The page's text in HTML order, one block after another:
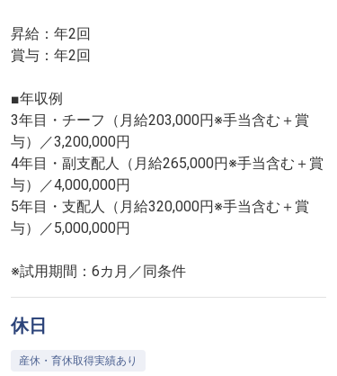
昇給：年2回
賞与：年2回
■年収例
3年目・チーフ（月給203,000円※手当含む＋賞
与）／3,200,000円
4年目・副支配人（月給265,000円※手当含む＋賞
与）／4,000,000円
5年目・支配人（月給320,000円※手当含む＋賞
与）／5,000,000円
※試用期間：6カ月／同条件
休日
産休・育休取得実績あり